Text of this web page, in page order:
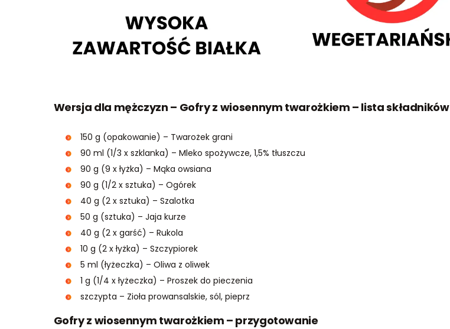
Wersja dla mężczyzn – Gofry z wiosennym twarożkiem – lista składników
150 g (opakowanie) – Twarożek grani
90 ml (1/3 x szklanka) – Mleko spożywcze, 1,5% tłuszczu
90 g (9 x łyżka) – Mąka owsiana
90 g (1/2 x sztuka) – Ogórek
40 g (2 x sztuka) – Szalotka
50 g (sztuka) – Jaja kurze
40 g (2 x garść) – Rukola
10 g (2 x łyżka) – Szczypiorek
5 ml (łyżeczka) – Oliwa z oliwek
1 g (1/4 x łyżeczka) – Proszek do pieczenia
szczypta – Zioła prowansalskie, sól, pieprz
Gofry z wiosennym twarożkiem – przygotowanie